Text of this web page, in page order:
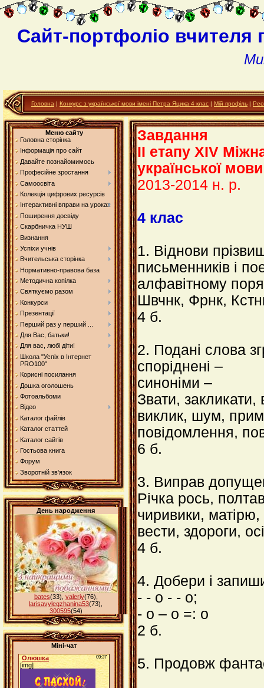
Сайт-портфоліо вчителя
Головна | Конкурс з української мови імені Петра Яцика 4 клас | Мій профіль |
Меню сайту
Головна сторінка
Інформація про сайт
Давайте познайомимось
Професійне зростання
Самоосвіта
Колекція цифрових ресурсів
Інтерактивні вправи на уроках
Поширення досвіду
Скарбничка НУШ
Визнання
Успіхи учнів
Вчительська сторінка
Нормативно-правова база
Методична копілка
Святкуємо разом
Конкурси
Презентації
Перший раз у перший ...
Для Вас, батьки!
Для вас, любі діти!
Школа "Успіх в Інтернет
PRO100"
Корисні посилання
Дошка оголошень
Фотоальбоми
Відео
Каталог файлів
Каталог статтей
Каталог сайтів
Гостьова книга
Форум
Зворотній зв'язок
День народження
bates(33) valeriy(76)
larisavylegzhanina53(73)
300595(54)
Міні-чат
Завдання
ІІ етапу ХІV
української
2013-2014 н. р.
4 клас
1. Віднови
письменників і
алфавітному
Швчнк, Фрнк,
4 б.
2. Подані слова
споріднені –
синоніми –
Звати, закликати,
виклик, шум,
повідомлення,
6 б.
3. Виправ
Річка рось,
чиривики,
вести, здороги,
4 б.
4. Добери і
- - o - - o;
- o – o =: o
2 б.
5. Продовж